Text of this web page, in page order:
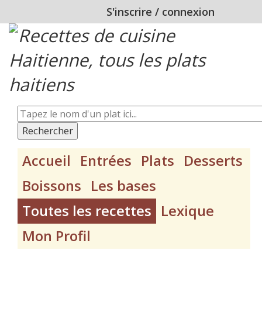
S'inscrire / connexion
Rechercher
Accueil Entrées Plats Desserts
Boissons Les bases
Toutes les recettes Lexique
Mon Profil